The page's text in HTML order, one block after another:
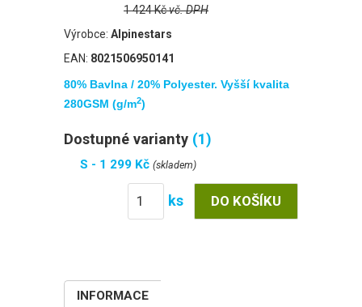
1 424 Kčvč. DPH
Výrobce: Alpinestars
EAN: 8021506950141
80% Bavlna / 20% Polyester. Vyšší kvalita
280GSM (g/m2)
Dostupné varianty (1)
S - 1 299 Kč (skladem)
ks
INFORMACE